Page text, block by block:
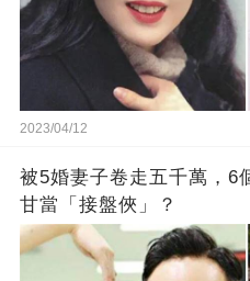
2023/04/12
被5婚妻子卷走五千萬，6
甘當「接盤俠」？